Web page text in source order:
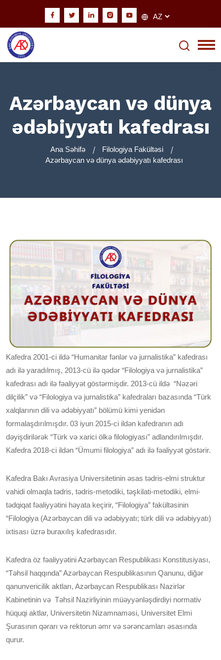
Azərbaycan və dünya
ədəbiyyatı kafedrası
Ana Səhifə
Filologiya Fakültəsi
Azərbaycan və dünya ədəbiyyatı kafedrası
Kafedra 2001-ci ildə “Humanitar fənlər və jurnalistika” kafedrası
adı ilə yaradılmış, 2013-cü ilə qədər “Filologiya və jurnalistika”
kafedrası adı ilə fəaliyyət göstərmişdir. 2013-cü ildə “Nəzəri
dilçilik” və “Filologiya və jurnalistika” kafedraları bazasında “Türk
xalqlarının dili və ədəbiyyatı” bölümü kimi yenidən
formalaşdırılmışdır. 03 iyun 2015-ci ildən kafedranın adı
dəyişdirilərək “Türk və xarici ölkə filologiyası” adlandırılmışdır.
Kafedra 2018-ci ildən “Ümumi filologiya” adı ilə fəaliyyət göstərir.
Kafedra Bakı Avrasiya Universitetinin əsas tədris-elmi struktur
vahidi olmaqla tədris, tədris-metodiki, təşkilati-metodiki, elmi-
tədqiqat fəaliyyətini həyata keçirir, “Filologiya” fakültəsinin
“Filologiya (Azərbaycan dili və ədəbiyyatı; türk dili və ədəbiyyatı)
ixtisası üzrə buraxılış kafedrasıdır.
Kafedra öz fəaliyyətini Azərbaycan Respublikası Konstitusiyası,
“Təhsil haqqında” Azərbaycan Respublikasının Qanunu, diğər
qanunvericilik aktları, Azərbaycan Respublikası Nazirlər
Kabinetinin və Təhsil Nazirliyinin müəyyənləşdirdiyi normativ
hüquqi aktlar, Universitetin Nizamnaməsi, Universitet Elmi
Şurasının qərarı və rektorun əmr və sərəncamları əsasında
qurur.